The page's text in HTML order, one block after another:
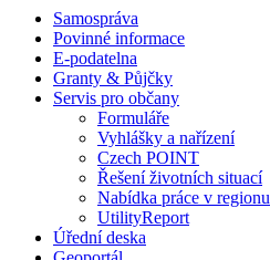
Samospráva
Povinné informace
E-podatelna
Granty & Půjčky
Servis pro občany
Formuláře
Vyhlášky a nařízení
Czech POINT
Řešení životních situací
Nabídka práce v regionu
UtilityReport
Úřední deska